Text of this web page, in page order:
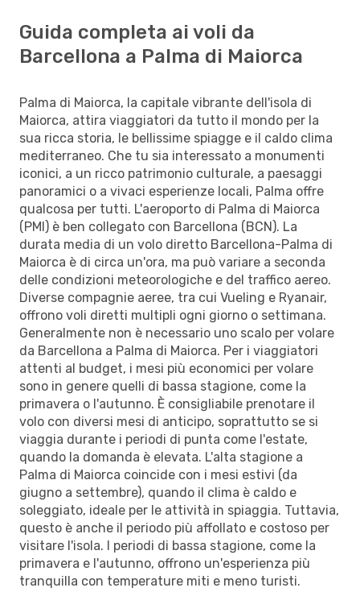
Guida completa ai voli da
Barcellona a Palma di Maiorca
Palma di Maiorca, la capitale vibrante dell'isola di
Maiorca, attira viaggiatori da tutto il mondo per la
sua ricca storia, le bellissime spiagge e il caldo clima
mediterraneo. Che tu sia interessato a monumenti
iconici, a un ricco patrimonio culturale, a paesaggi
panoramici o a vivaci esperienze locali, Palma offre
qualcosa per tutti. L'aeroporto di Palma di Maiorca
(PMI) è ben collegato con Barcellona (BCN). La
durata media di un volo diretto Barcellona-Palma di
Maiorca è di circa un'ora, ma può variare a seconda
delle condizioni meteorologiche e del traffico aereo.
Diverse compagnie aeree, tra cui Vueling e Ryanair,
offrono voli diretti multipli ogni giorno o settimana.
Generalmente non è necessario uno scalo per volare
da Barcellona a Palma di Maiorca. Per i viaggiatori
attenti al budget, i mesi più economici per volare
sono in genere quelli di bassa stagione, come la
primavera o l'autunno. È consigliabile prenotare il
volo con diversi mesi di anticipo, soprattutto se si
viaggia durante i periodi di punta come l'estate,
quando la domanda è elevata. L'alta stagione a
Palma di Maiorca coincide con i mesi estivi (da
giugno a settembre), quando il clima è caldo e
soleggiato, ideale per le attività in spiaggia. Tuttavia,
questo è anche il periodo più affollato e costoso per
visitare l'isola. I periodi di bassa stagione, come la
primavera e l'autunno, offrono un'esperienza più
tranquilla con temperature miti e meno turisti.